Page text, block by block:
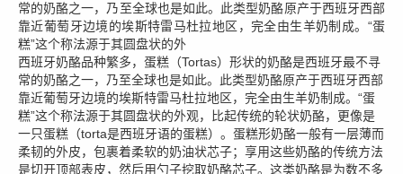
常的奶酪之一，乃至全球也是如此。此类型奶酪原产于西班牙西部
靠近葡萄牙边境的埃斯特雷马杜拉地区，完全由生羊奶制成。“蛋
糕”这个称法源于其圆盘状的外
西班牙奶酪品种繁多，蛋糕（Tortas）形状的奶酪是西班牙最不寻
常的奶酪之一，乃至全球也是如此。此类型奶酪原产于西班牙西部
靠近葡萄牙边境的埃斯特雷马杜拉地区，完全由生羊奶制成。“蛋
糕”这个称法源于其圆盘状的外观，比起传统的轮状奶酪，更像是
一只蛋糕（torta是西班牙语的蛋糕）。蛋糕形奶酪一般有一层薄而
柔韧的外皮，包裹着柔软的奶油状芯子；享用这些奶酪的传统方法
是切开顶部表皮，然后用勺子挖取奶酪芯子。这类奶酪是为数不多